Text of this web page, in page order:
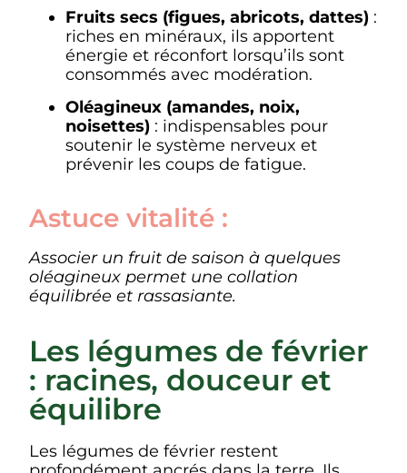
Fruits secs (figues, abricots, dattes) :
riches en minéraux, ils apportent
énergie et réconfort lorsqu’ils sont
consommés avec modération.
Oléagineux (amandes, noix,
noisettes) : indispensables pour
soutenir le système nerveux et
prévenir les coups de fatigue.
Astuce vitalité :
Associer un fruit de saison à quelques
oléagineux permet une collation
équilibrée et rassasiante.
Les légumes de février
: racines, douceur et
équilibre
Les légumes de février restent